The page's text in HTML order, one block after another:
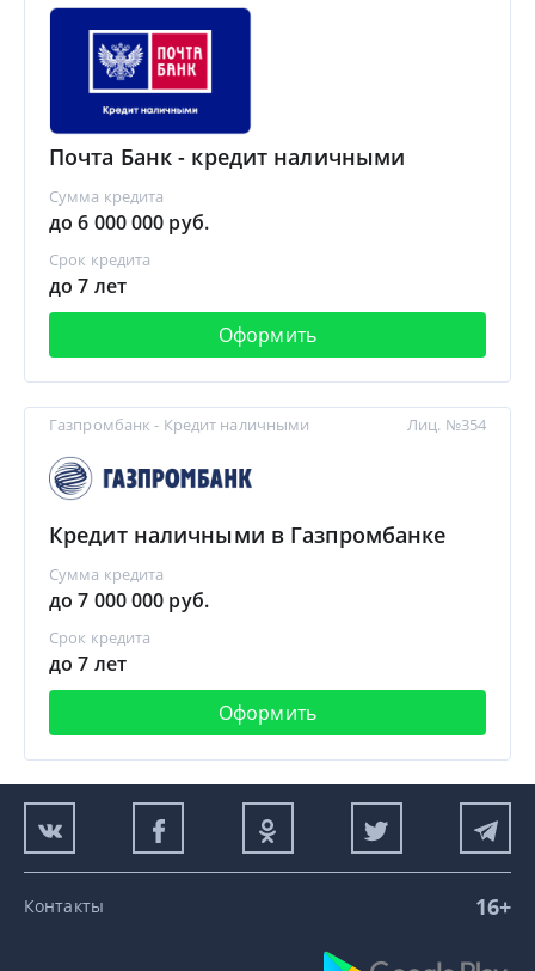
Почта Банк - кредит наличными
Сумма кредита
до 6 000 000 руб.
Срок кредита
до 7 лет
Оформить
Газпромбанк - Кредит наличными
Кредит наличными в Газпромбанке
Сумма кредита
до 7 000 000 руб.
Срок кредита
до 7 лет
Оформить
Лиц. №354
Контакты 16+